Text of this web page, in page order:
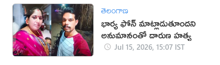
తెలంగాణ
భార్య ఫోన్ మాట్లాడుతూందని
అనుమానంతో దారుణ హత్య
Jul 15, 2026, 15:07 IST